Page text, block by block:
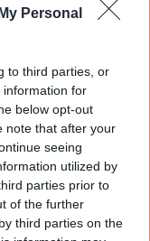
Personal
to third parties, or
information for
below opt-out
note that after your
seeing
utilized by
parties prior to
of the further
third parties on the